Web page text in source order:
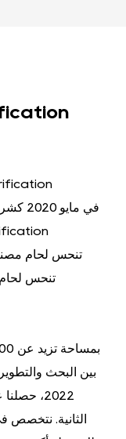
بين البحث
2022،
الثانية. نتخصص